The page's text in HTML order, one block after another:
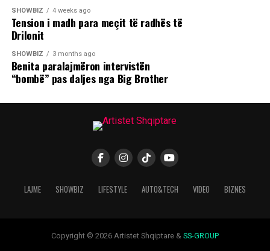
SHOWBIZ 4 weeks ago
Tension i madh para meçit të radhës të
Drilonit
SHOWBIZ 3 months ago
Benita paralajmëron intervistën
“bombë” pas daljes nga Big Brother
LAJME SHOWBIZ LIFESTYLE AUTO&TECH VIDEO BIZNES
Copyright © 2026 Artistet Shqiptare & SS-GROUP